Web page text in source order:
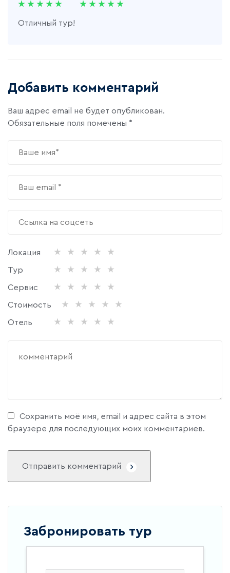
Отличный тур!
Добавить комментарий
Ваш адрес email не будет опубликован.
Обязательные поля помечены *
Локация
Тур
Сервис
Стоимость
Отель
Сохранить моё имя, email и адрес сайта в этом
браузере для последующих моих комментариев.
Отправить комментарий
Забронировать тур